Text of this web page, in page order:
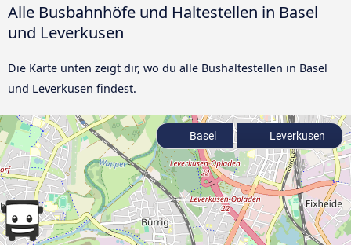
Alle Busbahnhöfe und Haltestellen in Basel
und Leverkusen
Die Karte unten zeigt dir, wo du alle Bushaltestellen in Basel
und Leverkusen findest.
Basel Leverkusen